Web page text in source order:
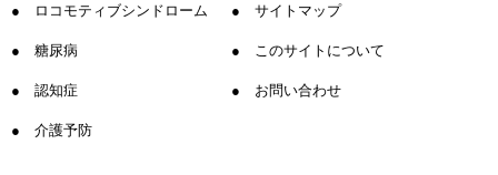
ロコモティブシンドローム
糖尿病
認知症
介護予防
サイトマップ
このサイトについて
お問い合わせ